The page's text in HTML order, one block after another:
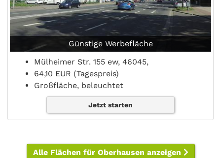
Günstige Werbefläche
Mülheimer Str. 155 ew, 46045,
64,10 EUR (Tagespreis)
Großfläche, beleuchtet
Jetzt starten
Alle Flächen für Oberhausen anzeigen